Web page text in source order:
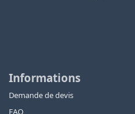
Informations
Demande de devis
FAQ